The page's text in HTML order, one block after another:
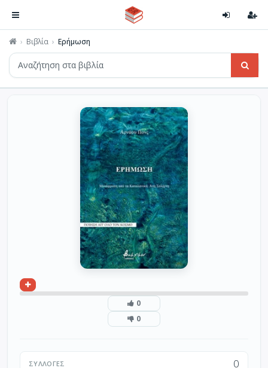
Βιβλία Ερήμωση
0
0
ΣΥΛΛΟΓΈΣ 0